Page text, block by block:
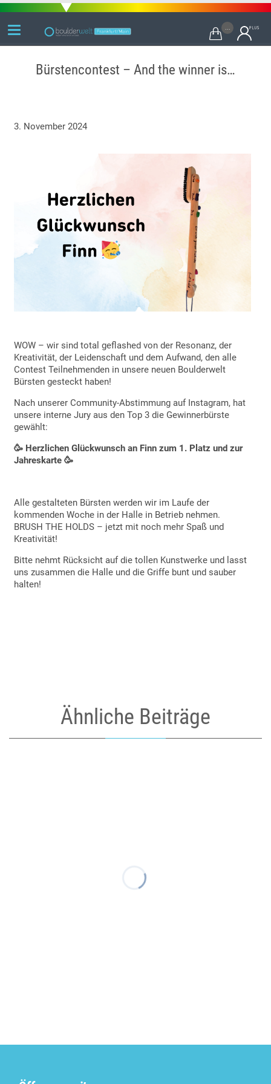

Bürstencontest – And the winner is…
3. November 2024
WOW – wir sind total geflashed von der Resonanz, der
Kreativität, der Leidenschaft und dem Aufwand, den alle
Contest Teilnehmenden in unsere neuen Boulderwelt
Bürsten gesteckt haben!
Nach unserer Community-Abstimmung auf Instagram, hat
unsere interne Jury aus den Top 3 die Gewinnerbürste
gewählt:
🥳 Herzlichen Glückwunsch an Finn zum 1. Platz und zur
Jahreskarte 🥳
Alle gestalteten Bürsten werden wir im Laufe der
kommenden Woche in der Halle in Betrieb nehmen.
BRUSH THE HOLDS – jetzt mit noch mehr Spaß und
Kreativität!
Bitte nehmt Rücksicht auf die tollen Kunstwerke und lasst
uns zusammen die Halle und die Griffe bunt und sauber
halten!
Ähnliche Beiträge